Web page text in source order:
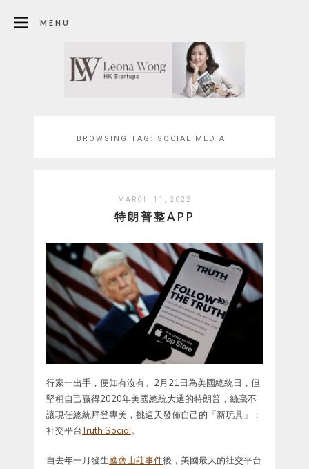
MENU
BROWSING TAG: SOCIAL MEDIA
MARCH 11, 2022
特朗普整APP
行家一出手，便知有沒有。2月21日為美國總統日，但
堅稱自己贏得2020年美國總統大選的特朗普，絲毫不
讓現任總統拜登專美，挑這天發佈自己的「新玩具」：
社交平台Truth Social。
自去年一月發生國會山莊事件後，美國最大的社交平台